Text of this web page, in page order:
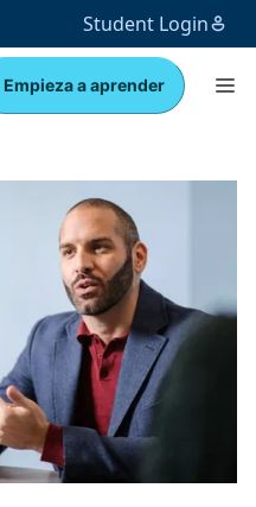
Student Login
Empieza a aprender